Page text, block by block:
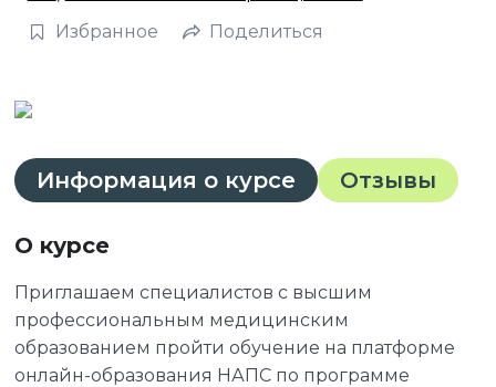
Избранное
Поделиться
Информация о курсе Отзывы
О курсе
Приглашаем специалистов с высшим
профессиональным медицинским
образованием пройти обучение на платформе
онлайн-образования НАПС по программе